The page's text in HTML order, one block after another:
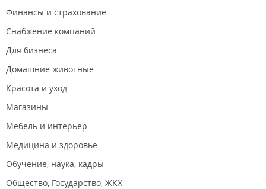
Финансы и страхование
Снабжение компаний
Для бизнеса
Домашние животные
Красота и уход
Магазины
Мебель и интерьер
Медицина и здоровье
Обучение, наука, кадры
Общество, Государство, ЖКХ